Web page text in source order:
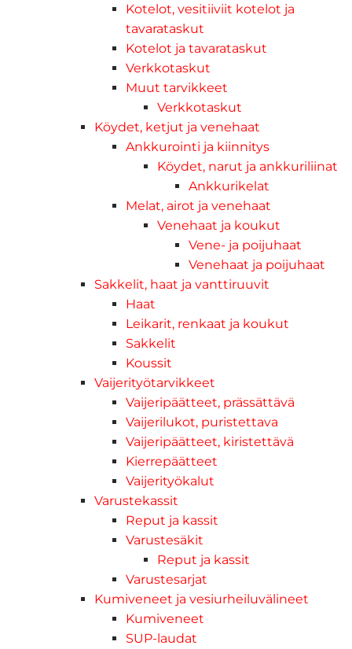
Kotelot, vesitiiviit kotelot ja
tavarataskut
Kotelot ja tavarataskut
Verkkotaskut
Muut tarvikkeet
Verkkotaskut
Köydet, ketjut ja venehaat
Ankkurointi ja kiinnitys
Köydet, narut ja ankkuriliinat
Ankkurikelat
Melat, airot ja venehaat
Venehaat ja koukut
Vene- ja poijuhaat
Venehaat ja poijuhaat
Sakkelit, haat ja vanttiruuvit
Haat
Leikarit, renkaat ja koukut
Sakkelit
Koussit
Vaijerityötarvikkeet
Vaijeripäätteet, prässättävä
Vaijerilukot, puristettava
Vaijeripäätteet, kiristettävä
Kierrepäätteet
Vaijerityökalut
Varustekassit
Reput ja kassit
Varustesäkit
Reput ja kassit
Varustesarjat
Kumiveneet ja vesiurheiluvälineet
Kumiveneet
SUP-laudat